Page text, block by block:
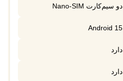
دو سیم‌کارت Nano-SIM
Android 15
دارد
دارد